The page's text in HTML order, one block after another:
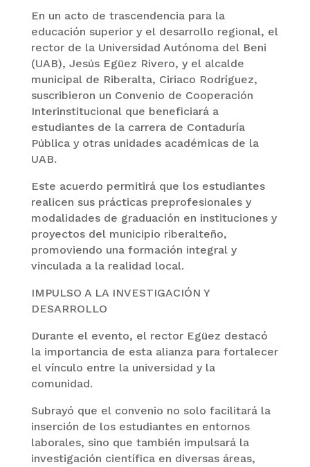
En un acto de trascendencia para la
educación superior y el desarrollo regional, el
rector de la Universidad Autónoma del Beni
(UAB), Jesús Egüez Rivero, y el alcalde
municipal de Riberalta, Ciriaco Rodríguez,
suscribieron un Convenio de Cooperación
Interinstitucional que beneficiará a
estudiantes de la carrera de Contaduría
Pública y otras unidades académicas de la
UAB.
Este acuerdo permitirá que los estudiantes
realicen sus prácticas preprofesionales y
modalidades de graduación en instituciones y
proyectos del municipio riberalteño,
promoviendo una formación integral y
vinculada a la realidad local.
IMPULSO A LA INVESTIGACIÓN Y
DESARROLLO
Durante el evento, el rector Egüez destacó
la importancia de esta alianza para fortalecer
el vínculo entre la universidad y la
comunidad.
Subrayó que el convenio no solo facilitará la
inserción de los estudiantes en entornos
laborales, sino que también impulsará la
investigación científica en diversas áreas,